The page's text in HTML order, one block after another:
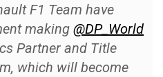
F1 Team have
making @DP_World
Partner and Title
which will become